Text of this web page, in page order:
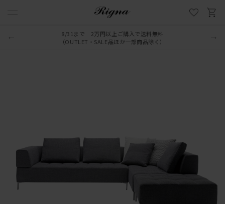
8/31まで 2万円以上ご購入で送料無料
（OUTLET・SALE品ほか一部商品除く）